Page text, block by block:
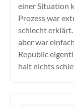
einer Situation
Prozess war
schlecht erklärt.
aber war
Republic
halt nichts